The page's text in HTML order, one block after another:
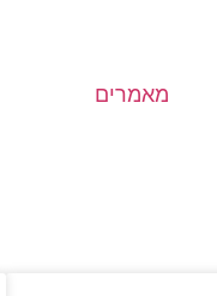
מאמרים